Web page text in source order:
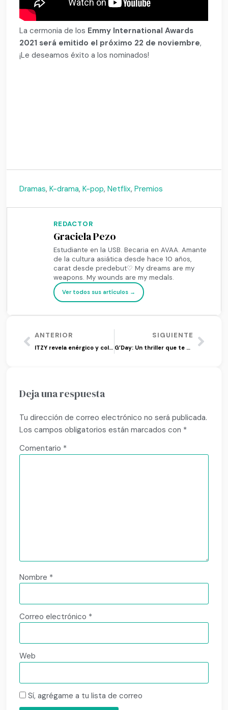
La cermonia de los Emmy International Awards
2021 será emitido el próximo 22 de noviembre,
¡Le deseamos éxito a los nominados!
Dramas,K-drama,K-pop,Netflix,Premios
REDACTOR
Graciela Pezo
Estudiante en la USB. Becaria en AVAA. Amante
de la cultura asiática desde hace 10 años,
carat desde predebut♡ My dreams are my
weapons. My wounds are my medals.
Ver todos sus artículos →
ANTERIOR
ITZY revela enérgico y colorido video para ‘LOCO’
SIGUIENTE
G’Day: Un thriller que te hará dudar
Deja una respuesta
Tu dirección de correo electrónico no será publicada.
Los campos obligatorios están marcados con *
Comentario *
Nombre *
Correo electrónico *
Web
Sí, agrégame a tu lista de correo